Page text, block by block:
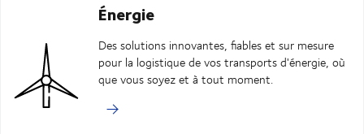
Énergie
Des solutions innovantes, fiables et sur mesure
pour la logistique de vos transports d'énergie, où
que vous soyez et à tout moment.